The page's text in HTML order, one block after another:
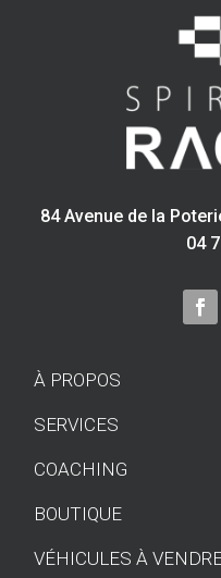
84 Avenue de la
04
À PROPOS
SERVICES
COACHING
BOUTIQUE
VÉHICULES À